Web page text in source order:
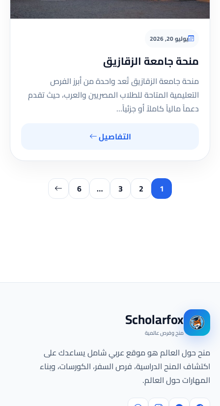
يوليو 20, 2026
منحة جامعة الزقازيق
منحة جامعة الزقازيق تُعد واحدة من أبرز الفرص
التعليمية المتاحة للطلاب المصريين والعرب، حيث تقدم
دعماً مالياً كاملاً أو جزئياً…
التفاصيل
1
2
3
…
6
Scholarfox
منح وفرص عالمية
منح حول العالم هو موقع عربي شامل يساعدك على
اكتشاف المنح الدراسية، فرص السفر، الكورسات، وبناء
المهارات حول العالم.